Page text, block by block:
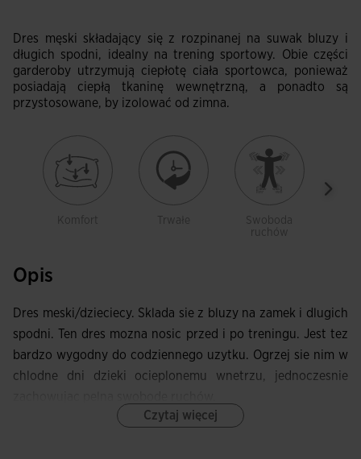
Dres męski składający się z rozpinanej na suwak bluzy i
długich spodni, idealny na trening sportowy. Obie części
garderoby utrzymują ciepłotę ciała sportowca, ponieważ
posiadają ciepłą tkaninę wewnętrzną, a ponadto są
przystosowane, by izolować od zimna.
Komfort Trwałe
Swoboda
ruchów
Opis
Dres meski/dzieciecy. Sklada sie z bluzy na zamek i dlugich
spodni. Ten dres mozna nosic przed i po treningu. Jest tez
bardzo wygodny do codziennego uzytku. Ogrzej sie nim w
chlodne dni dzieki ocieplonemu wnetrzu, jednoczesnie
Czytaj więcej